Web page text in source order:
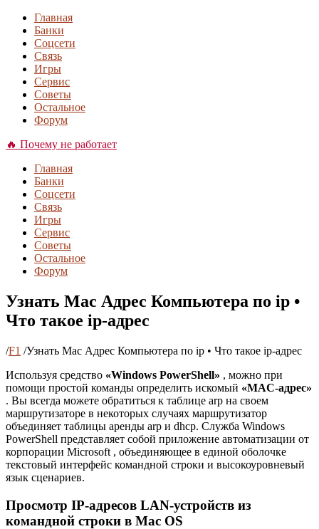
Главная
Банки
Соцсети
Связь
Игры
Сервис
Советы
Остальное
Форум
🔥 Почему не работает
Главная
Банки
Соцсети
Связь
Игры
Сервис
Советы
Остальное
Форум
Узнать Mac Адрес Компьютера по ip •
Что такое ip-адрес
/F1 /Узнать Mac Адрес Компьютера по ip • Что такое ip-адрес
Используя средство «Windows PowerShell» , можно при
помощи простой команды определить искомый «MAC-адрес»
. Вы всегда можете обратиться к таблице arp на своем
маршрутизаторе в некоторых случаях маршрутизатор
объединяет таблицы аренды arp и dhcp. Служба Windows
PowerShell представляет собой приложение автоматизации от
корпорации Microsoft , объединяющее в единой оболочке
текстовый интерфейс командной строки и высокоуровневый
язык сценариев.
Просмотр IP-адресов LAN-устройств из
командной строки в Mac OS